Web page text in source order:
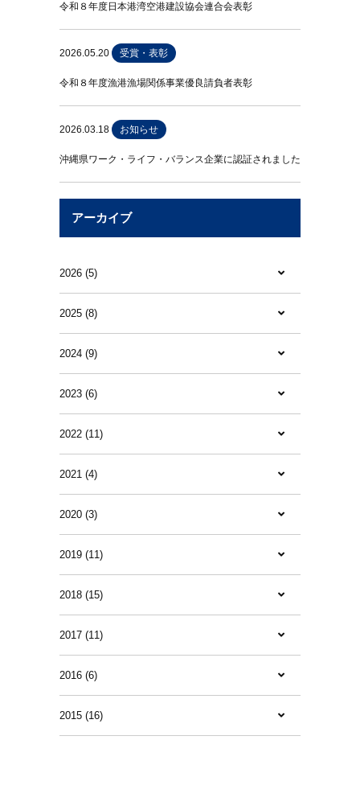
令和８年度日本港湾空港建設協会連合会表彰
2026.05.20 受賞・表彰
令和８年度漁港漁場関係事業優良請負者表彰
2026.03.18 お知らせ
沖縄県ワーク・ライフ・バランス企業に認証されました
アーカイブ
2026 (5)
2025 (8)
2024 (9)
2023 (6)
2022 (11)
2021 (4)
2020 (3)
2019 (11)
2018 (15)
2017 (11)
2016 (6)
2015 (16)